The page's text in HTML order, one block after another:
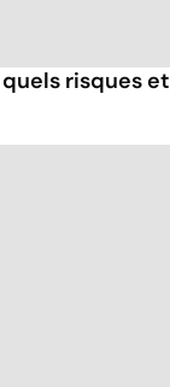
risques et